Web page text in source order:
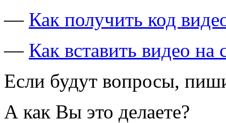
— Как получить код
— Как вставить видео на
Если будут вопросы,
А как Вы это делаете?